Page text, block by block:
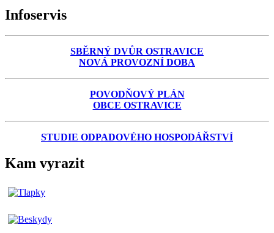
Infoservis
SBĚRNÝ DVŮR OSTRAVICE
NOVÁ PROVOZNÍ DOBA
POVODŇOVÝ PLÁN
OBCE OSTRAVICE
STUDIE ODPADOVÉHO HOSPODÁŘSTVÍ
Kam vyrazit